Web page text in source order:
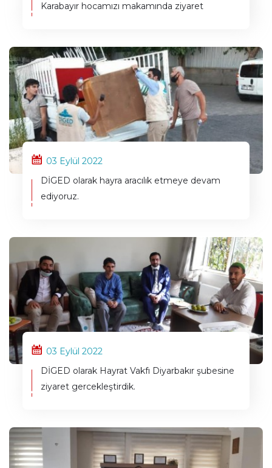
Karabayır hocamızı makamında ziyaret
03 Eylül 2022
DİGED olarak hayra aracılık etmeye devam
ediyoruz.
03 Eylül 2022
DİGED olarak Hayrat Vakfı Diyarbakır şubesine
ziyaret gercekleştirdik.